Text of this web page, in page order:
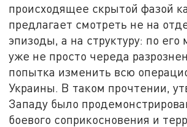
происходящее скрытой фазой
предлагает смотреть не на
эпизоды, а на структуру: по его
уже не просто череда
попытка изменить всю
Украины. В таком прочтении,
Западу было
боевого соприкосновения и